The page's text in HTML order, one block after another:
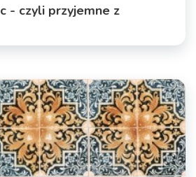
- czyli przyjemne z